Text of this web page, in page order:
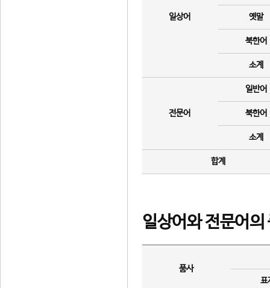
일상어 옛말
북한어
소계
전문어
일반어
북한어
소계
합계
일상어와 전문어의
품사
표